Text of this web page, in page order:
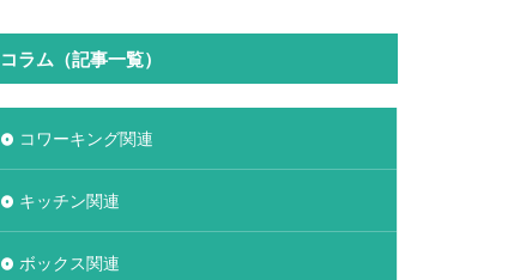
コラム（記事一覧）
コワーキング関連
キッチン関連
ボックス関連